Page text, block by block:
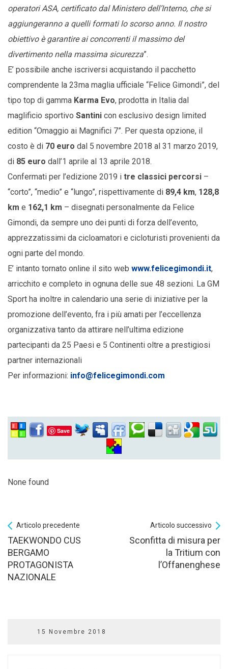
operatori ASA, certificato dal Ministero dell’Interno, che si
aggiungeranno a quelli formati lo scorso anno. Il nostro
obiettivo è garantire ai concorrenti il massimo del
divertimento nella massima sicurezza”.
E’ possibile anche iscriversi acquistando il pacchetto
comprendente la 23ma maglia ufficiale “Felice Gimondi”, del
tipo top di gamma Karma Evo, prodotta in Italia dal
maglificio sportivo Santini con esclusivo design limited
edition “Omaggio ai Magnifici 7”. Per questa opzione, il
costo è di 70 euro dal 5 novembre 2018 al 31 marzo 2019,
di 85 euro dall’1 aprile al 13 aprile 2018.
Confermati per l’edizione 2019 i tre classici percorsi –
“corto”, “medio” e “lungo”, rispettivamente di 89,4 km, 128,8
km e 162,1 km – disegnati personalmente da Felice
Gimondi, da sempre uno dei punti di forza dell’evento,
apprezzatissimi da cicloamatori e cicloturisti provenienti da
ogni parte del mondo.
E’ intanto tornato online il sito web www.felicegimondi.it,
arricchito e completo in ognuna delle sue 48 sezioni. La GM
Sport ha inoltre in calendario una serie di iniziative per la
promozione dell’evento, fra i più amati per l’eccellenza
organizzativa tanto da attirare nell’ultima edizione
partecipanti da 25 Paesi e 5 Continenti oltre a prestigiosi
partner internazionali
Per informazioni: info@felicegimondi.com
Save
None found
Articolo precedente
TAEKWONDO CUS
BERGAMO
PROTAGONISTA
NAZIONALE
Articolo successivo
Sconfitta di misura per
la Tritium con
l’Offanenghese
15 Novembre 2018